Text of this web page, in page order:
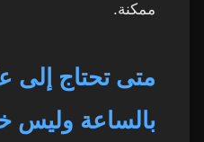
ممكنة.
متى تحتاج إلى
بالساعة وليس